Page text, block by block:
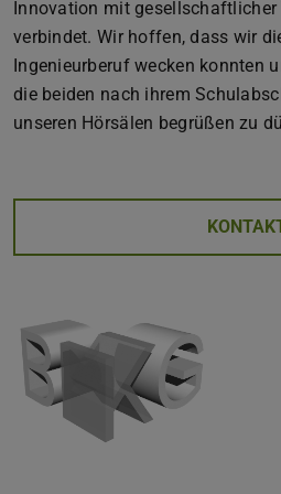
Innovation mit gesellschaftlicher
verbindet. Wir hoffen, dass wir
Ingenieurberuf wecken konnten
die beiden nach ihrem
unseren Hörsälen begrüßen zu